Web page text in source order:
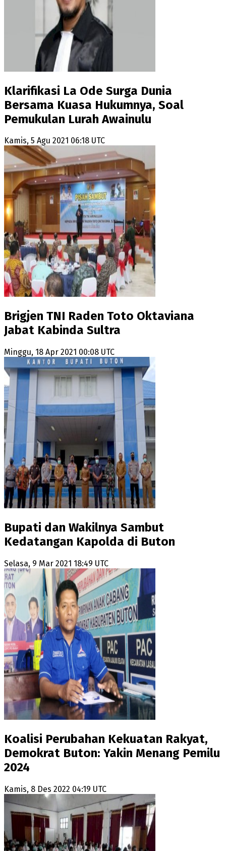
Klarifikasi La Ode Surga Dunia
Bersama Kuasa Hukumnya, Soal
Pemukulan Lurah Awainulu
Kamis, 5 Agu 2021 06:18 UTC
Brigjen TNI Raden Toto Oktaviana
Jabat Kabinda Sultra
Minggu, 18 Apr 2021 00:08 UTC
Bupati dan Wakilnya Sambut
Kedatangan Kapolda di Buton
Selasa, 9 Mar 2021 18:49 UTC
Koalisi Perubahan Kekuatan Rakyat,
Demokrat Buton: Yakin Menang Pemilu
2024
Kamis, 8 Des 2022 04:19 UTC